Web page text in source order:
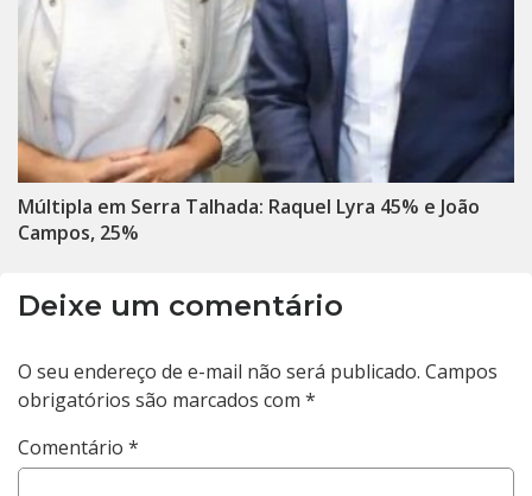
Múltipla em Serra Talhada: Raquel Lyra 45% e João
Campos, 25%
Deixe um comentário
O seu endereço de e-mail não será publicado. Campos
obrigatórios são marcados com *
Comentário *